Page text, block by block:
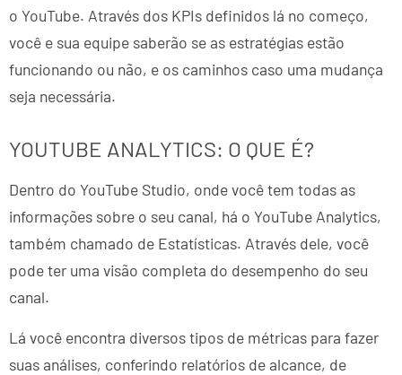
o YouTube. Através dos KPIs definidos lá no começo,
você e sua equipe saberão se as estratégias estão
funcionando ou não, e os caminhos caso uma mudança
seja necessária.
YOUTUBE ANALYTICS: O QUE É?
Dentro do YouTube Studio, onde você tem todas as
informações sobre o seu canal, há o YouTube Analytics,
também chamado de Estatísticas. Através dele, você
pode ter uma visão completa do desempenho do seu
canal.
Lá você encontra diversos tipos de métricas para fazer
suas análises, conferindo relatórios de alcance, de